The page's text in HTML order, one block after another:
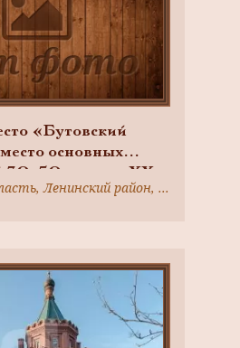
«Бутовский
основных
30-50-х годов ХХ
двор бывшей
в.4. сельское
две деревянные
гг.7-8. две
постройки бывшей
Московская область, Ленинский район, пос. Дрожжино